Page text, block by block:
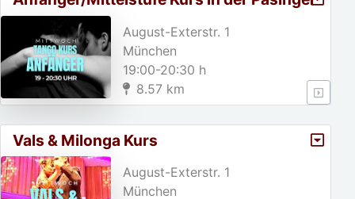
Fabrik
August-Exterstr. 1
München
19:00-20:30 h
8.57 km
Vals & Milonga Kurs
August-Exterstr. 1
München